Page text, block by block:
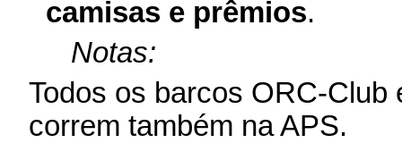
camisas e prêmios.
Notas:
Todos os barcos ORC-Club
correm também na APS.